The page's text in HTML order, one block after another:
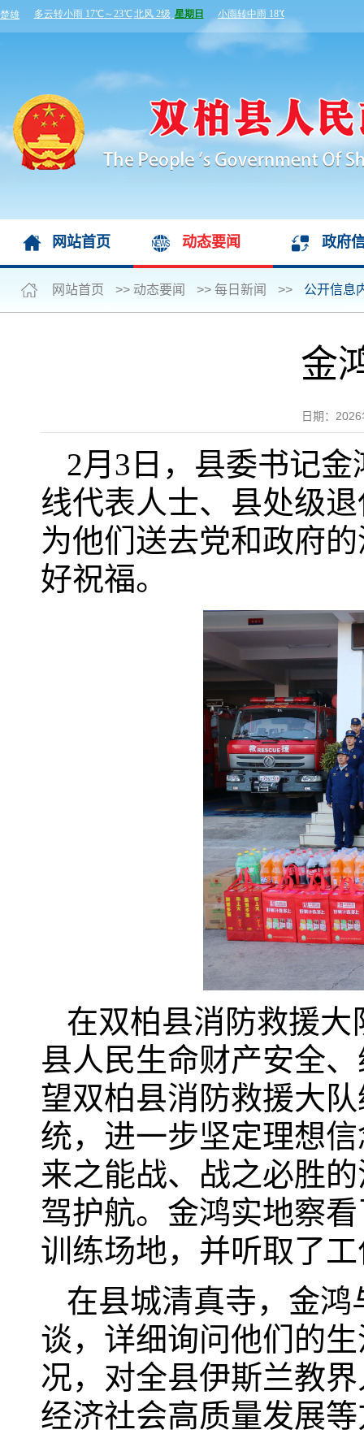
网站首页 动态要闻 政府
网站首页 >> 动态要闻 >> 每日新闻 >> 公开信息
金
日期：
2月3日，县委书记
线代表人士、县处级
为他们送去党和政府
好祝福。
在双柏县消防救援
县人民生命财产安全
望双柏县消防救援大
统，进一步坚定理想
来之能战、战之必胜
驾护航。金鸿实地察
训练场地，并听取了
在县城清真寺，金
谈，详细询问他们的
况，对全县伊斯兰教
经济社会高质量发展